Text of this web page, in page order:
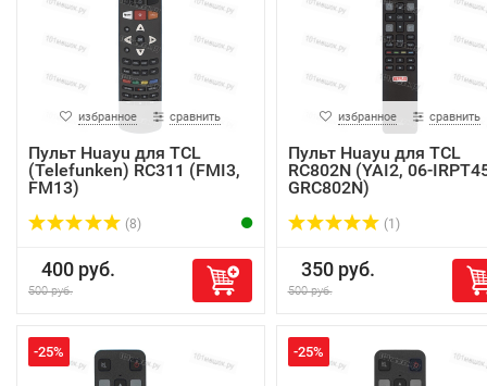
избранное сравнить
Пульт Huayu для TCL
(Telefunken) RC311 (FMI3,
FM13)
(8)
400 руб.
500 руб.
избранное сравнить
Пульт Huayu для TCL
RC802N (YAI2, 06-
GRC802N)
(1)
350 руб.
500 руб.
-25% -25%